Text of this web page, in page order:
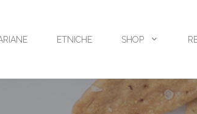
ETNICHE SHOP